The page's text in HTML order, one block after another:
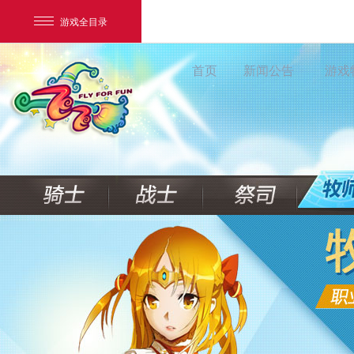
游戏全目录
网易游戏
游戏爱好者
我的足迹： 新飞飞
首页 新闻公告 游戏